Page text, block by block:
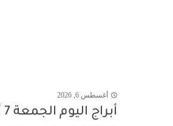
أغسطس 6, 2026